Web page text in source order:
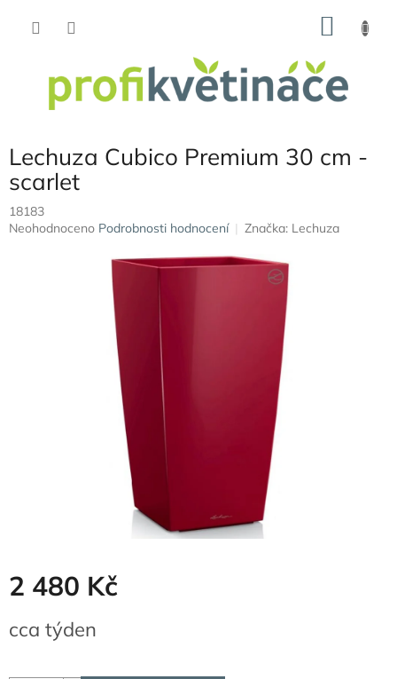
Lechuza Cubico Premium 30 cm -
scarlet
18183
Průměrné
Neohodnoceno Podrobnosti hodnocení Značka: Lechuza
2 480 Kč
cena:
cca týden